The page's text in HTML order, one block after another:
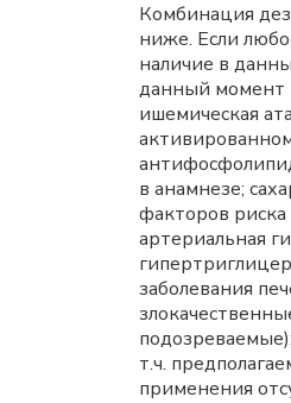
Комбинация
ниже. Если
наличие в
данный момент
ишемическая
в анамнезе;
факторов
артериальная
заболевания
т.ч.
применения